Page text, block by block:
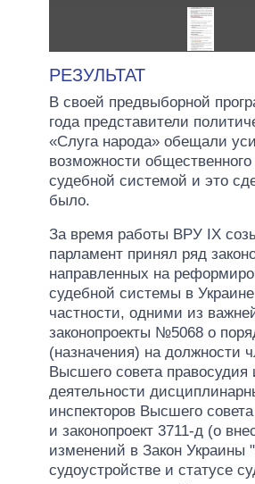
РЕЗУЛЬТАТ
В своей предвыборной
года представители
«Слуга народа» обещали
возможности общественного
судебной системой и это
было.
За время работы ВРУ IX
парламент принял ряд
направленных на
судебной системы в
частности, одними из
законопроекты №5068 о
(назначения) на должности
Высшего совета правосудия
деятельности
инспекторов Высшего
и законопроект 3711-д (о
изменений в Закон Украины
судоустройстве и статусе